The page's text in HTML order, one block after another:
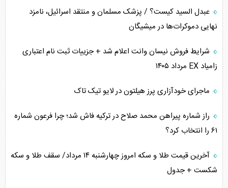
اوکراین بازوی مخرب آمریکا در غرب آسیا
اهمیت راهبردی اردن برای آمریکا
پیام، ظرفیت بالفعل‌نشده تجارت ایران
همسویی عربستان با سنتکام علیه متحدان ایران
ترامپ و توهم خلع سلاح حماس
عبدل السید کیست؟ / پزشک مسلمان و منتقد اسرائیل، نامزد
نهایی دموکرات‌ها در میشیگان
شرایط فروش نیسان وانت اعلام شد + جزییات ثبت نام اعتباری
زامیاد EX مرداد ۱۴۰۵
ماجرای خودآزاری پرز هیلتون در لایو تیک تاک
راز شماره پیراهن محمد صلاح در ترکیه فاش شد؛ چرا فرعون شماره
۶۱ را انتخاب کرد؟
آخرین قیمت طلا و سکه امروز چهارشنبه ۱۴ مرداد/ سقف طلا و سکه
شکست + جدول